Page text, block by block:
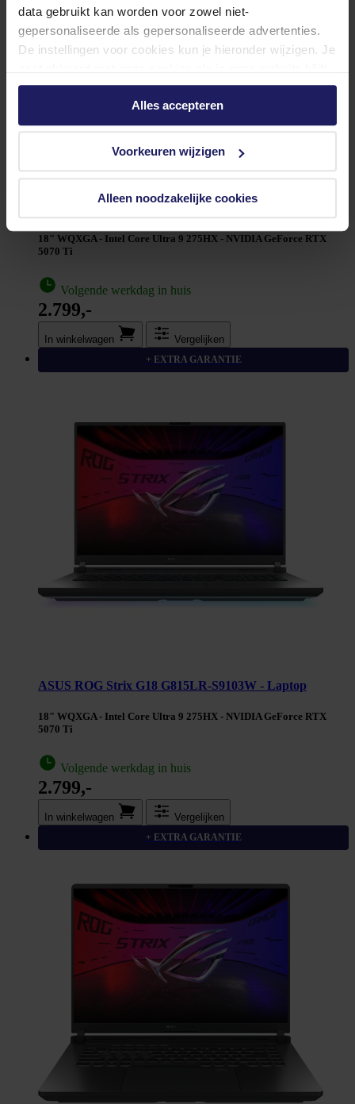
data gebruikt kan worden voor zowel niet-
gepersonaliseerde als gepersonaliseerde advertenties.
De instellingen voor cookies kun je hieronder wijzigen. Je
gebruiken.
Alles accepteren
Voorkeuren wijzigen
Alleen noodzakelijke cookies
ASUS ROG Strix G18 G815LR-S9005W - Laptop
18" WQXGA - Intel Core Ultra 9 275HX - NVIDIA GeForce RTX
5070 Ti
Volgende werkdag in huis
2.799,-
In winkel­wagen Vergelijken
+ EXTRA GARANTIE
ASUS ROG Strix G18 G815LR-S9103W - Laptop
18" WQXGA - Intel Core Ultra 9 275HX - NVIDIA GeForce RTX
5070 Ti
Volgende werkdag in huis
2.799,-
In winkel­wagen Vergelijken
+ EXTRA GARANTIE